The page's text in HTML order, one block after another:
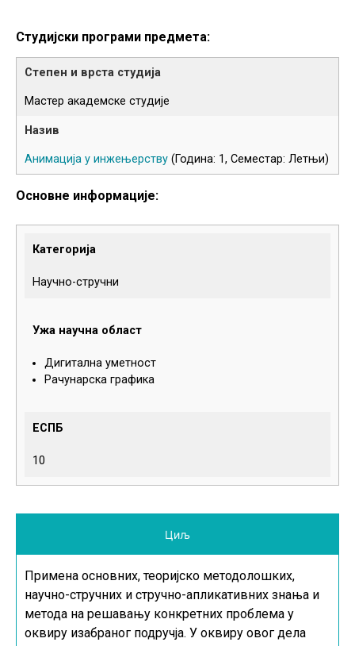
Студијски програми предмета:
Мастер академске студије
Анимација у инжењерству (Година: 1, Семестар: Летњи)
Основне информације:
Категорија
Научно-стручни
Ужа научна област
Дигитална уметност
Рачунарска графика
ЕСПБ
10
Циљ
Примена основних, теоријско методолошких,
научно-стручних и стручно-апликативних знања и
метода на решавању конкретних проблема у
оквиру изабраног подручја. У оквиру овог дела